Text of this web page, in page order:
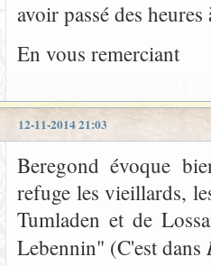
avoir passé des
En vous remerciant
12-11-2014 21:03
Beregond évoque
refuge les vieillards,
Tumladen et de
Lebennin" (C'est dans